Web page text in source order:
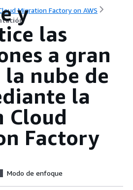
Migration Factory on AWS
y
las
a gran
la nube de
la
Cloud
Factory
Modo de enfoque